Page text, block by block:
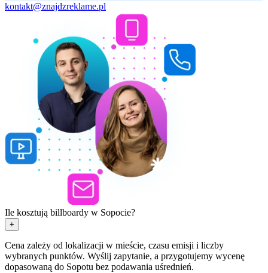
kontakt@znajdzreklame.pl
Ile kosztują billboardy w Sopocie?
+
Cena zależy od lokalizacji w mieście, czasu emisji i liczby
wybranych punktów. Wyślij zapytanie, a przygotujemy wycenę
dopasowaną do Sopotu bez podawania uśrednień.